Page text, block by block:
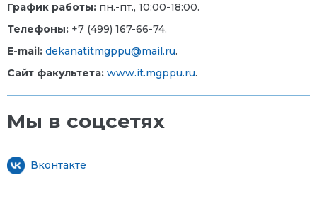
График работы: пн.-пт., 10:00-18:00.
Телефоны: +7 (499) 167-66-74.
E-mail: dekanatitmgppu@mail.ru.
Сайт факультета: www.it.mgppu.ru.
Мы в соцсетях
Вконтакте